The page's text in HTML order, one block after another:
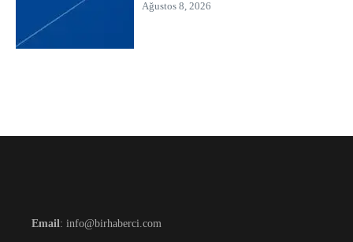
Ağustos 8, 2026
Email: info@birhaberci.com